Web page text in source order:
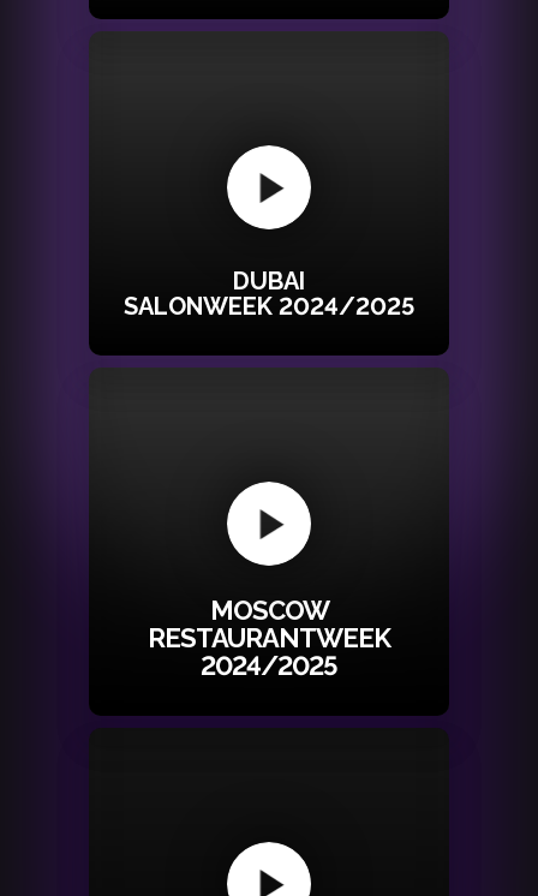
MOSCOW
RESTAURANTWEEK
2024/2025
DUBAI
SALONWEEK 2024/2025